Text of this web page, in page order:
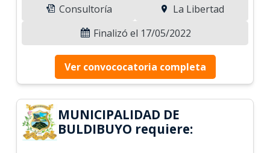
Consultoría
La Libertad
Finalizó el 17/05/2022
Ver convococatoria completa
MUNICIPALIDAD DE
BULDIBUYO requiere: